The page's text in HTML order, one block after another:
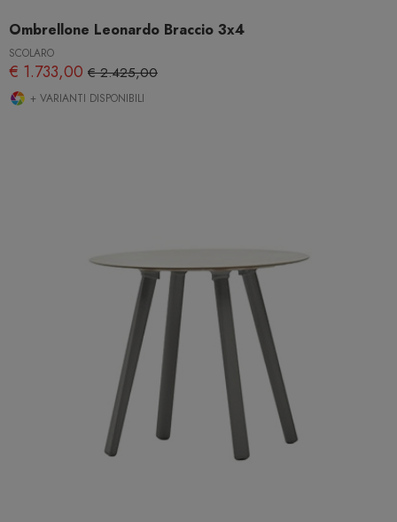
Ombrellone Leonardo Braccio 3x4
SCOLARO
€ 1.733,00 € 2.425,00
+ VARIANTI DISPONIBILI